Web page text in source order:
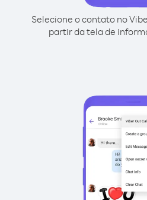
Selecione o contato no
partir da tela de